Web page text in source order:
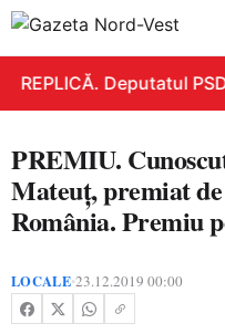
REPLICĂ. Deputatul
PREMIU.
Mateuț, premiat
România. Premiu
LOCALE•23.12.2019 00:00